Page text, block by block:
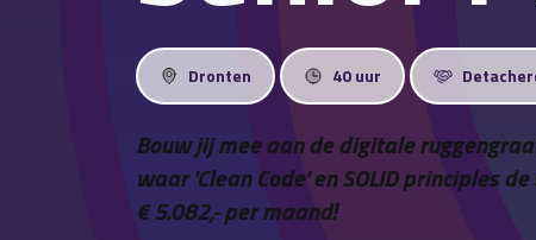
Dronten 40 uur
Bouw jij mee aan de digitale
waar 'Clean Code' en SOLID principles
€ 5.082,- per maand!